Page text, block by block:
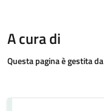
A cura di
Questa pagina è gestita da